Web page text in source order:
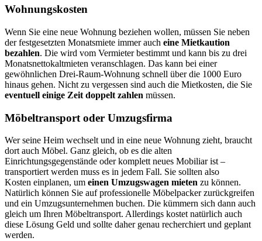
Wohnungskosten
Wenn Sie eine neue Wohnung beziehen wollen, müssen Sie neben
der festgesetzten Monatsmiete immer auch eine Mietkaution
bezahlen. Die wird vom Vermieter bestimmt und kann bis zu drei
Monatsnettokaltmieten veranschlagen. Das kann bei einer
gewöhnlichen Drei-Raum-Wohnung schnell über die 1000 Euro
hinaus gehen. Nicht zu vergessen sind auch die Mietkosten, die Sie
eventuell einige Zeit doppelt zahlen müssen.
Möbeltransport oder Umzugsfirma
Wer seine Heim wechselt und in eine neue Wohnung zieht, braucht
dort auch Möbel. Ganz gleich, ob es die alten
Einrichtungsgegenstände oder komplett neues Mobiliar ist –
transportiert werden muss es in jedem Fall. Sie sollten also
Kosten einplanen, um einen Umzugswagen mieten zu können.
Natürlich können Sie auf professionelle Möbelpacker zurückgreifen
und ein Umzugsunternehmen buchen. Die kümmern sich dann auch
gleich um Ihren Möbeltransport. Allerdings kostet natürlich auch
diese Lösung Geld und sollte daher genau recherchiert und geplant
werden.